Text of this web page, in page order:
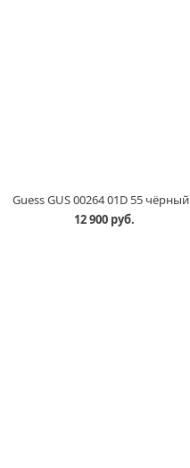
Guess GUS 00264 01D 55 чёрный
12 900 руб.